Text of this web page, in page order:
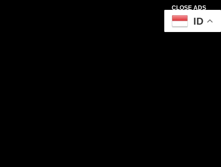
CLOSE ADS
ID